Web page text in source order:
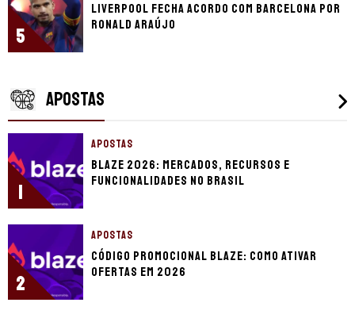
5
Liverpool fecha acordo com Barcelona por
Ronald Araújo
APOSTAS
1
APOSTAS
Blaze 2026: mercados, recursos e
funcionalidades no Brasil
2
APOSTAS
Código promocional Blaze: como ativar
ofertas em 2026